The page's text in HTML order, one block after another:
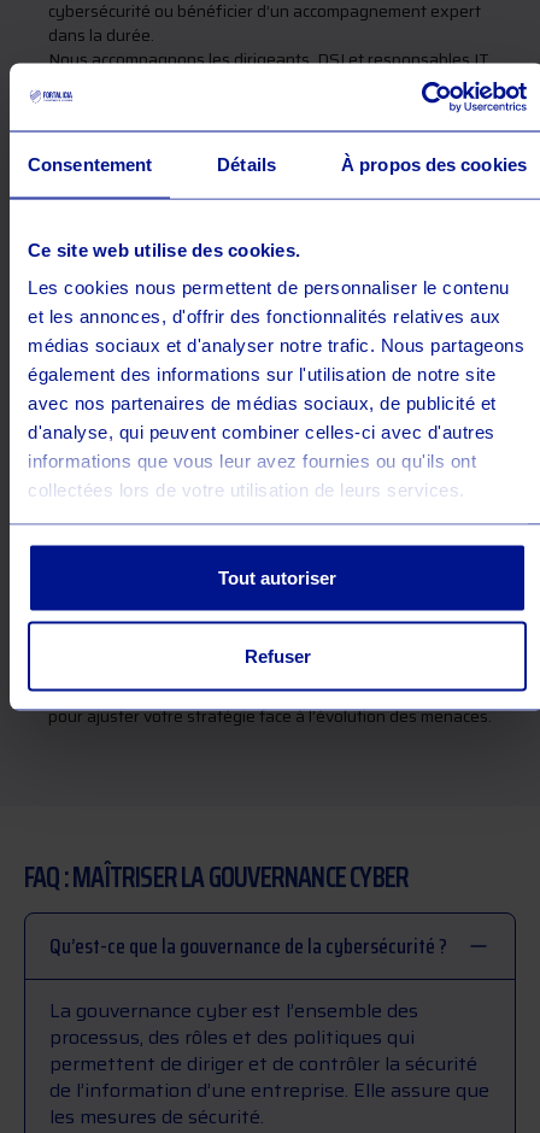
Consentement Détails À propos des cookies
Ce site web utilise des cookies.
Les cookies nous permettent de personnaliser le contenu
et les annonces, d'offrir des fonctionnalités relatives aux
médias sociaux et d'analyser notre trafic. Nous partageons
également des informations sur l'utilisation de notre site
avec nos partenaires de médias sociaux, de publicité et
d'analyse, qui peuvent combiner celles-ci avec d'autres
informations que vous leur avez fournies ou qu'ils ont
collectées lors de votre utilisation de leurs services.
Tout autoriser
Refuser
cybersécurité ou bénéficier d’un accompagnement expert
dans la durée.
Nous accompagnons les dirigeants, DSI et responsables IT
Prendre les bonnes décisions en matière de
Grâce à notre approche, vous passez d’une sécurité subie
à une cybersécurité pilotée et maîtrisée.
Concrètement, nous vous aidons à :
Mettre en place une gouvernance cyber adaptée à
votre organisatio
Définir et déployer une politique de sécurité (PSSI)
Structurer votre documentation de sécurité (PAS)
Prioriser vos actions selon vos enjeux métier et
votre croissance
Suivre vos indicateurs de performance et de risque
pédagogique
Nos experts assurent une analyse continue de votre
posture de sécurité et vous accompagnent dans la durée
pour ajuster votre stratégie face à l’évolution des menaces.
FAQ : MAÎTRISER LA GOUVERNANCE CYBER
Qu’est-ce que la gouvernance de la cybersécurité ?
La gouvernance cyber est l’ensemble des
processus, des rôles et des politiques qui
permettent de diriger et de contrôler la sécurité
de l’information d’une entreprise. Elle assure que
les mesures de sécurité.